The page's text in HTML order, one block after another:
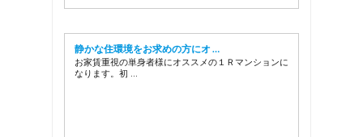
静かな住環境をお求めの方にオ …
お家賃重視の単身者様にオススメの１Ｒマンションに
なります。初 …